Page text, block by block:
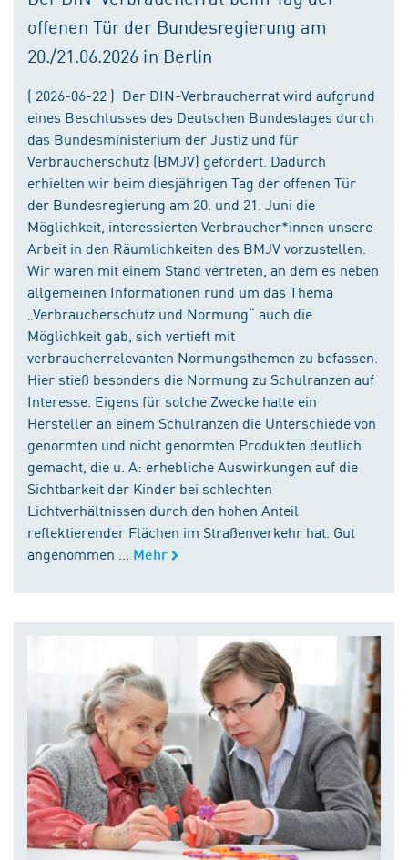
offenen Tür der Bundesregierung am
20./21.06.2026 in Berlin
( 2026-06-22 ) Der DIN-Verbraucherrat wird aufgrund
eines Beschlusses des Deutschen Bundestages durch
das Bundesministerium der Justiz und für
Verbraucherschutz (BMJV) gefördert. Dadurch
erhielten wir beim diesjährigen Tag der offenen Tür
der Bundesregierung am 20. und 21. Juni die
Möglichkeit, interessierten Verbraucher*innen unsere
Arbeit in den Räumlichkeiten des BMJV vorzustellen.
Wir waren mit einem Stand vertreten, an dem es neben
allgemeinen Informationen rund um das Thema
„Verbraucherschutz und Normung“ auch die
Möglichkeit gab, sich vertieft mit
verbraucherrelevanten Normungsthemen zu befassen.
Hier stieß besonders die Normung zu Schulranzen auf
Interesse. Eigens für solche Zwecke hatte ein
Hersteller an einem Schulranzen die Unterschiede von
genormten und nicht genormten Produkten deutlich
gemacht, die u. A: erhebliche Auswirkungen auf die
Sichtbarkeit der Kinder bei schlechten
Lichtverhältnissen durch den hohen Anteil
reflektierender Flächen im Straßenverkehr hat. Gut
angenommen ...
Mehr